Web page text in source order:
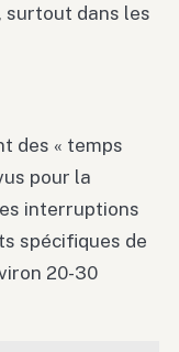
surtout dans les
des « temps
pour la
interruptions
spécifiques de
20-30